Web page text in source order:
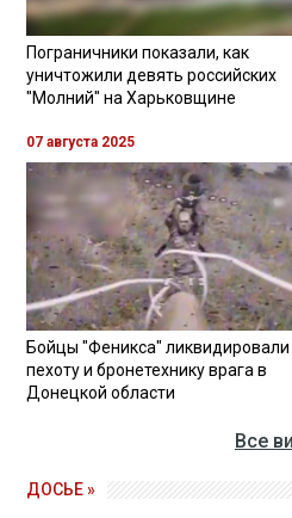
Пограничники показали, как
уничтожили девять российских
"Молний" на Харьковщине
07 августа 2025
Бойцы "Феникса" ликвидировали
пехоту и бронетехнику врага в
Донецкой области
Все
ДОСЬЕ »